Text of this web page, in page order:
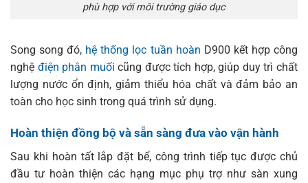
phù hợp với môi trường giáo dục
Song song đó, hệ thống lọc tuần hoàn D900 kết hợp công
nghệ điện phân muối cũng được tích hợp, giúp duy trì chất
lượng nước ổn định, giảm thiểu hóa chất và đảm bảo an
toàn cho học sinh trong quá trình sử dụng.
Hoàn thiện đồng bộ và sẵn sàng đưa vào vận hành
Sau khi hoàn tất lắp đặt bể, công trình tiếp tục được chủ
đầu tư hoàn thiện các hạng mục phụ trợ như sàn xung